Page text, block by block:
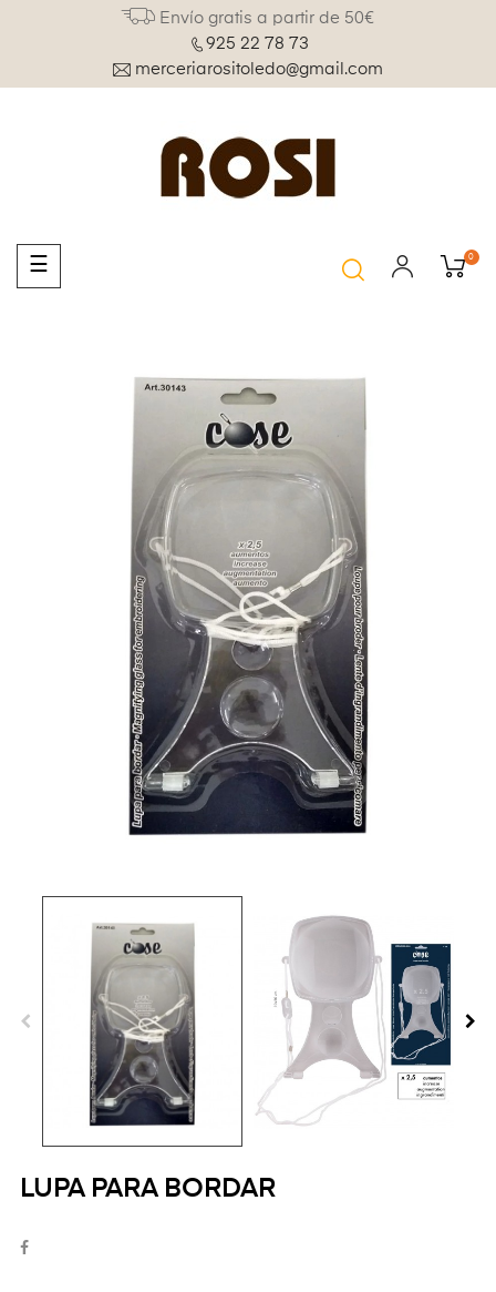
Envío gratis a partir de 50€
925 22 78 73
merceriarositoledo@gmail.com
Navegación
de
☰ 0
LUPA PARA BORDAR